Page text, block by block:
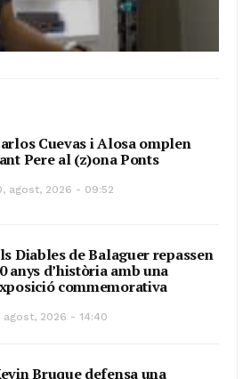
Cuevas i Alosa omplen
Pere al (z)ona Ponts
agost, 2026 - 09:52
Diables de Balaguer repassen
anys d’història amb una
commemorativa
agost, 2026 - 14:40
Bruque defensa una